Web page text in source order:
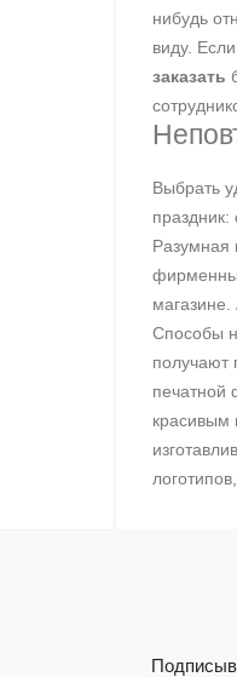
нибудь
виду.
заказать
Выбрать
Разумная
Способы
получают
печатной
красивым